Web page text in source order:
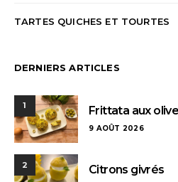
TARTES QUICHES ET TOURTES
DERNIERS ARTICLES
1 Frittata aux
9 AOÛT 2026
2 Citrons givrés